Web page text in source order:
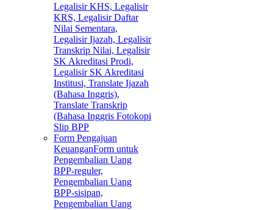
Legalisir KHS, Legalisir
KRS, Legalisir Daftar
Nilai Sementara,
Legalisir Ijazah, Legalisir
Transkrip Nilai, Legalisir
SK Akreditasi Prodi,
Legalisir SK Akreditasi
Institusi, Translate Ijazah
(Bahasa Inggris),
Translate Transkrip
(Bahasa Inggris Fotokopi
Slip BPP
Form Pengajuan
KeuanganForm untuk
Pengembalian Uang
BPP-reguler,
Pengembalian Uang
BPP-sisipan,
Pengembalian Uang